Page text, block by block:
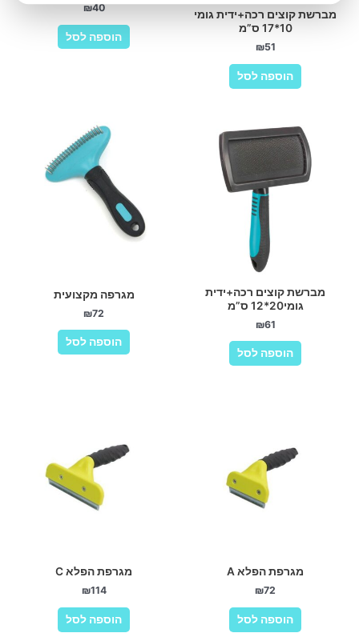
מברשת קוצים רכה+ידית גומי
10*17 ס”מ
₪51
הוספה לסל
₪40
הוספה לסל
מברשת קוצים רכה+ידית
גומי20*12 ס”מ
₪61
הוספה לסל
מגרפה מקצועית
₪72
הוספה לסל
מגרפת הפלא A
₪72
הוספה לסל
מגרפת הפלא C
₪114
הוספה לסל